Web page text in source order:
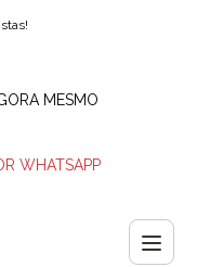
MESMO
WHATSAPP